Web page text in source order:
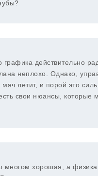
действительно
неплохо. Однако,
летит, и порой это
свои нюансы, которые
многом хорошая, а